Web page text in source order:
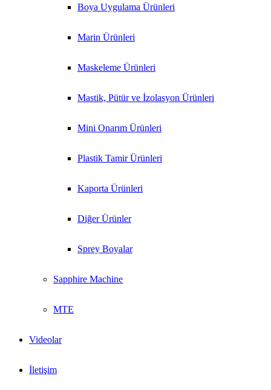
Boya Uygulama Ürünleri
Marin Ürünleri
Maskeleme Ürünleri
Mastik, Pütür ve İzolasyon Ürünleri
Mini Onarım Ürünleri
Plastik Tamir Ürünleri
Kaporta Ürünleri
Diğer Ürünler
Sprey Boyalar
Sapphire Machine
MTE
Videolar
İletişim